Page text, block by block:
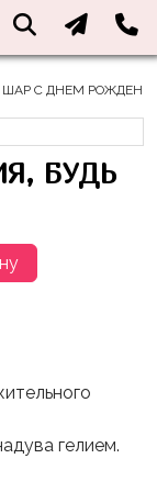
ШАР С ДНЕМ
БУДЬ
гелием.